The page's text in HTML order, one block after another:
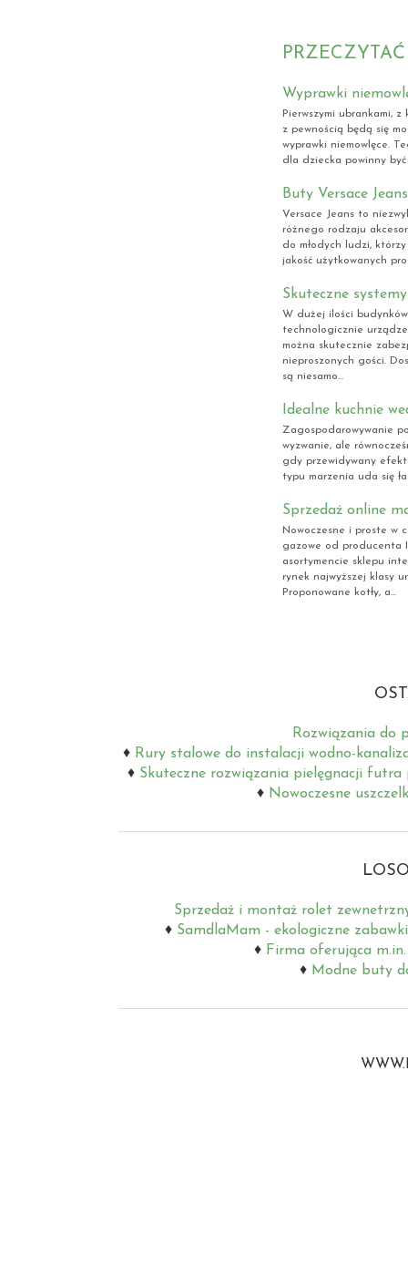
Wyprawki
Pierwszymi ubrankami,
z pewnością będą się
wyprawki niemowlęce.
dla dziecka powinny
Buty Versace Jeans
Versace Jeans to
różnego rodzaju
do młodych ludzi,
jakość użytkowanych
Skuteczne
W dużej ilości
technologicznie
można skutecznie
nieproszonych gości.
są niesamo...
Idealne kuchnie
Zagospodarowywanie
wyzwanie, ale
gdy przewidywany
typu marzenia uda się
Sprzedaż online
Nowoczesne i proste w
gazowe od producenta
asortymencie sklepu
rynek najwyższej klasy
Proponowane kotły, a...
Rozwiązania do
Rury stalowe do instalacji wodno-
Skuteczne rozwiązania pielęgnacji futra
Nowoczesne
Sprzedaż i montaż rolet
SamdlaMam - ekologiczne
Firma oferująca
Modne buty